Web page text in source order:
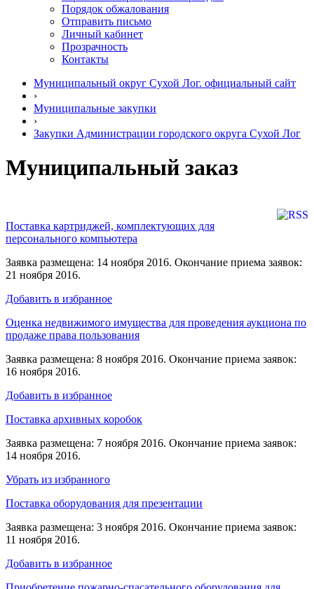
Порядок обжалования
Отправить письмо
Личный кабинет
Прозрачность
Контакты
Муниципальный округ Сухой Лог. официальный сайт
›
Муниципальные закупки
›
Закупки Администрации городского округа Сухой Лог
Муниципальный заказ
Поставка картриджей, комплектующих для
персонального компьютера
Заявка размещена: 14 ноября 2016. Окончание приема заявок:
21 ноября 2016.
Добавить в избранное
Оценка недвижимого имущества для проведения аукциона по
продаже права пользования
Заявка размещена: 8 ноября 2016. Окончание приема заявок:
16 ноября 2016.
Добавить в избранное
Поставка архивных коробок
Заявка размещена: 7 ноября 2016. Окончание приема заявок:
14 ноября 2016.
Убрать из избранного
Поставка оборудования для презентации
Заявка размещена: 3 ноября 2016. Окончание приема заявок:
11 ноября 2016.
Добавить в избранное